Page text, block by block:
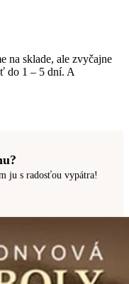
na sklade, ale zvyčajne
do 1 – 5 dní. A
ju s radosťou vypátra!